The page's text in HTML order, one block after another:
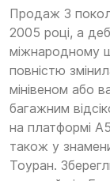
Продаж 3
2005 році, а
міжнародному
повністю
мінівеном або
багажним
на платформі
також у
Тоуран.